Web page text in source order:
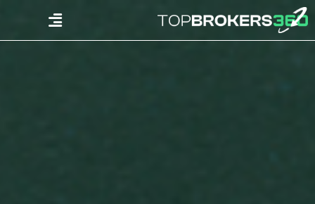
Skip
to
content
Menu